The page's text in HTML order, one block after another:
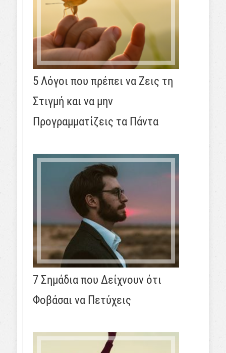
5 Λόγοι που πρέπει να Ζεις τη
Στιγμή και να μην
Προγραμματίζεις τα Πάντα
7 Σημάδια που Δείχνουν ότι
Φοβάσαι να Πετύχεις